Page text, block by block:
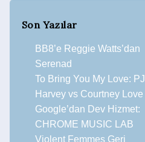
Son Yazılar
BB8’e Reggie Watts’dan
Serenad
To Bring You My Love: PJ
Harvey vs Courtney Love
Google’dan Dev Hizmet:
CHROME MUSIC LAB
Violent Femmes Geri